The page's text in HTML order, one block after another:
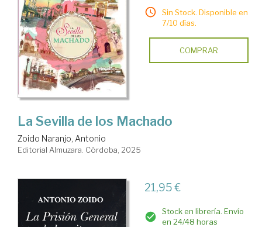
Sin Stock. Disponible en
7/10 días.
COMPRAR
La Sevilla de los Machado
Zoido Naranjo, Antonio
Editorial Almuzara. Córdoba, 2025
21,95 €
Stock en librería. Envío
en 24/48 horas